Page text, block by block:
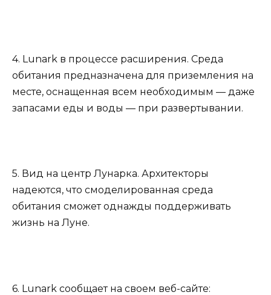
4. Lunark в процессе расширения. Среда
обитания предназначена для приземления на
месте, оснащенная всем необходимым — даже
запасами еды и воды — при развертывании.
5. Вид на центр Лунарка. Архитекторы
надеются, что смоделированная среда
обитания сможет однажды поддерживать
жизнь на Луне.
6. Lunark сообщает на своем веб-сайте: